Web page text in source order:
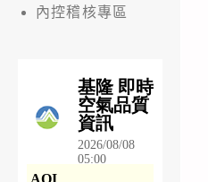
內控稽核專區